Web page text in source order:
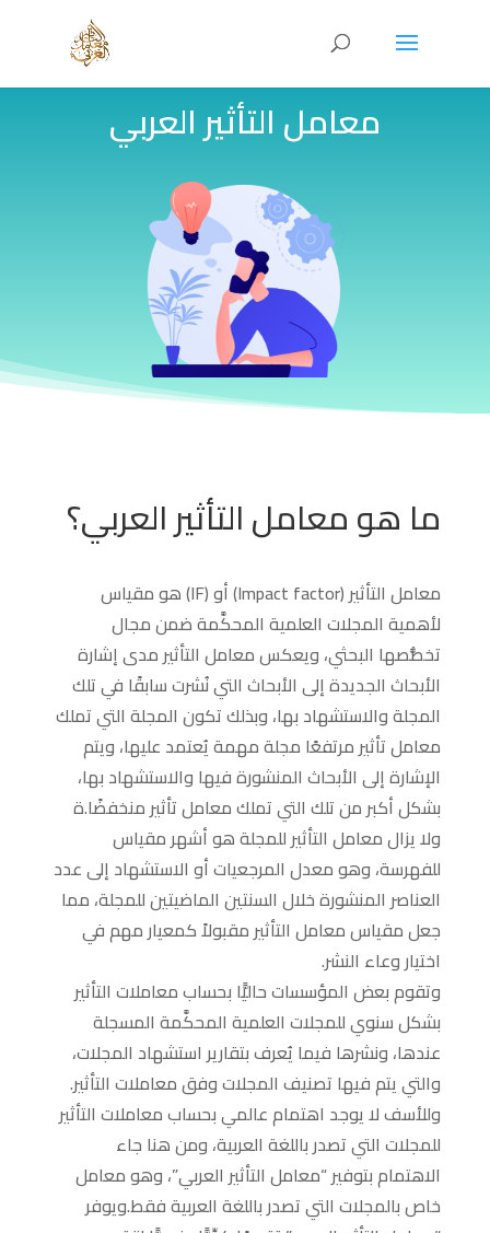
معامل التأثير العربي
ما هو معامل التأثير العربي؟
معامل التأثير (Impact factor) أو (IF) هو مقياس
لأهمية المجلات العلمية المحكَّمة ضمن مجال
تخصُّصها البحثي، ويعكس معامل التأثير مدى إشارة
الأبحاث الجديدة إلى الأبحاث التي نُشرت سابقًا في تلك
المجلة والاستشهاد بها، وبذلك تكون المجلة التي تملك
معامل تأثير مرتفعًا مجلة مهمة يُعتمد عليها، ويتم
الإشارة إلى الأبحاث المنشورة فيها والاستشهاد بها،
بشكل أكبر من تلك التي تملك معامل تأثير منخفضًا.ة
ولا يزال معامل التأثير للمجلة هو أشهر مقياس
للفهرسة، وهو معدل المرجعيات أو الاستشهاد إلى عدد
العناصر المنشورة خلال السنتين الماضيتين للمجلة، مما
جعل مقياس معامل التأثير مقبولاً كمعيار مهم في
اختيار وعاء النشر.
وتقوم بعض المؤسسات حاليًّا بحساب معاملات التأثير
بشكل سنوي للمجلات العلمية المحكَّمة المسجلة
عندها، ونشرها فيما يُعرف بتقارير استشهاد المجلات،
والتي يتم فيها تصنيف المجلات وفق معاملات التأثير.
وللأسف لا يوجد اهتمام عالمي بحساب معاملات التأثير
للمجلات التي تصدر باللغة العربية، ومن هنا جاء
الاهتمام بتوفير “معامل التأثير العربي”، وهو معامل
خاص بالمجلات التي تصدر باللغة العربية فقط.ويوفر